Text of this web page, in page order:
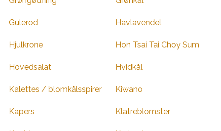
Gulerod Havlavendel
Hjulkrone Hon Tsai Tai Choy Sum
Hovedsalat Hvidkål
Kalettes / blomkålsspirer Kiwano
Kapers Klatreblomster